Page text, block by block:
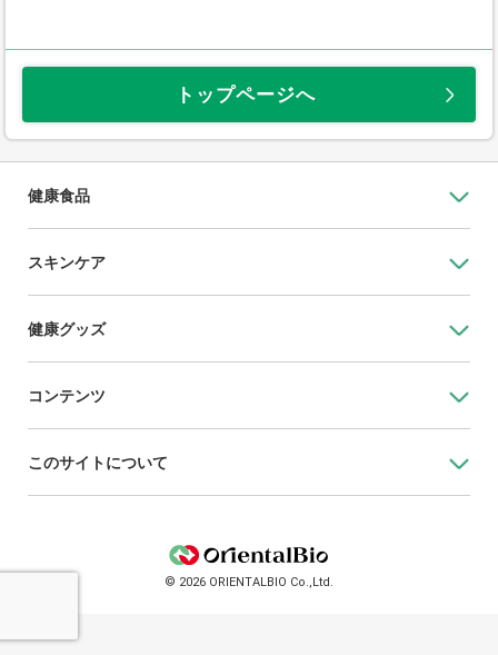
トップページへ
健康食品
スキンケア
健康グッズ
コンテンツ
このサイトについて
© 2026 ORIENTALBIO Co.,Ltd.